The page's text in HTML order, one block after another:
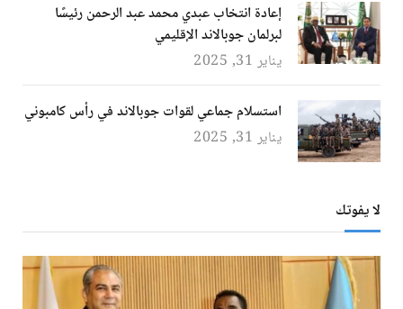
إعادة انتخاب عبدي محمد عبد الرحمن رئيسًا
لبرلمان جوبالاند الإقليمي
يناير 31, 2025
استسلام جماعي لقوات جوبالاند في رأس كامبوني
يناير 31, 2025
لا يفوتك